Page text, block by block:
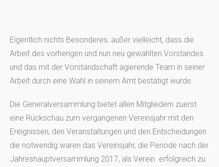
Eigentlich nichts Besonderes, außer vielleicht, dass die
Arbeit des vorherigen und nun neu gewählten Vorstandes
und das mit der Vorstandschaft agierende Team in seiner
Arbeit durch eine Wahl in seinem Amt bestätigt wurde.
Die Generalversammlung bietet allen Mitgliedern zuerst
eine Rückschau zum vergangenen Vereinsjahr mit den
Ereignissen, den Veranstaltungen und den Entscheidungen
die notwendig waren das Vereinsjahr, die Periode nach der
Jahreshauptversammlung 2017, als Verein erfolgreich zu